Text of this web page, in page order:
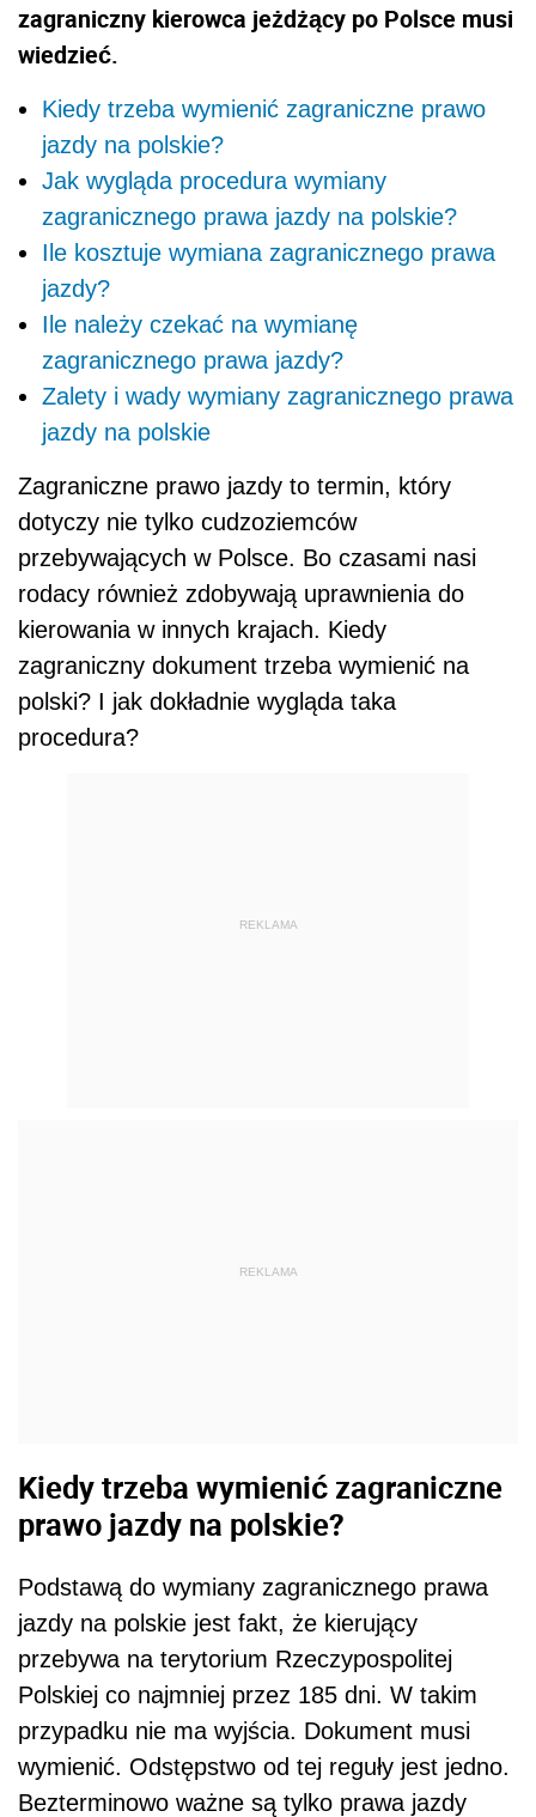
zagraniczny kierowca jeżdżący po Polsce musi
wiedzieć.
Kiedy trzeba wymienić zagraniczne prawo
jazdy na polskie?
Jak wygląda procedura wymiany
zagranicznego prawa jazdy na polskie?
Ile kosztuje wymiana zagranicznego prawa
jazdy?
Ile należy czekać na wymianę
zagranicznego prawa jazdy?
Zalety i wady wymiany zagranicznego prawa
jazdy na polskie
Zagraniczne prawo jazdy to termin, który
dotyczy nie tylko cudzoziemców
przebywających w Polsce. Bo czasami nasi
rodacy również zdobywają uprawnienia do
kierowania w innych krajach. Kiedy
zagraniczny dokument trzeba wymienić na
polski? I jak dokładnie wygląda taka
procedura?
REKLAMA
REKLAMA
Kiedy trzeba wymienić zagraniczne
prawo jazdy na polskie?
Podstawą do wymiany zagranicznego prawa
jazdy na polskie jest fakt, że kierujący
przebywa na terytorium Rzeczypospolitej
Polskiej co najmniej przez 185 dni. W takim
przypadku nie ma wyjścia. Dokument musi
wymienić. Odstępstwo od tej reguły jest jedno.
Bezterminowo ważne są tylko prawa jazdy